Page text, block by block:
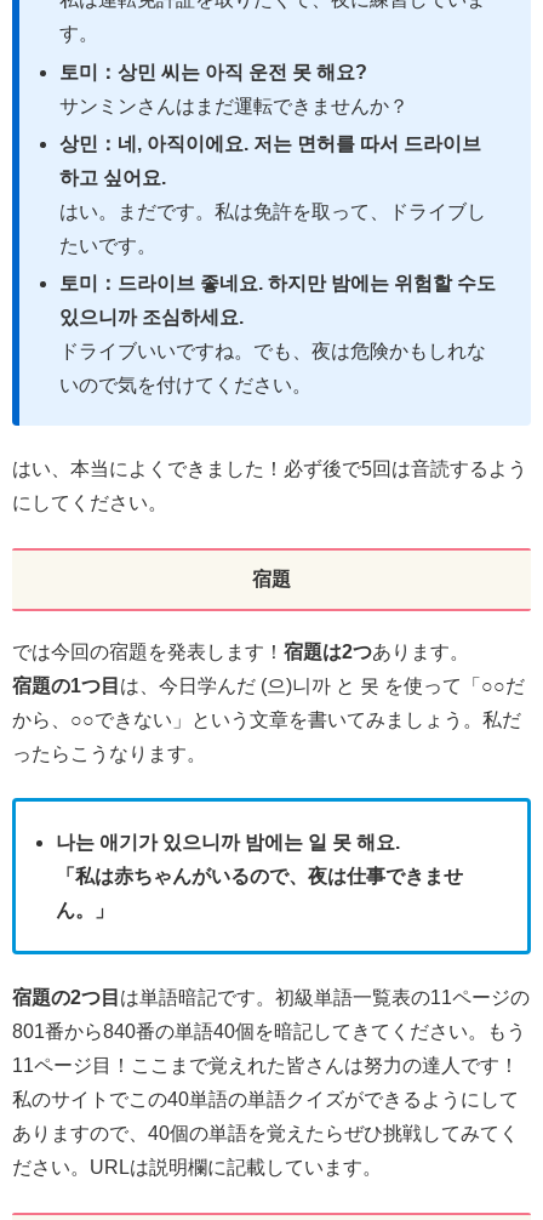
す。
토미：상민 씨는 아직 운전 못 해요?
サンミンさんはまだ運転できませんか？
상민：네, 아직이에요. 저는 면허를 따서 드라이브
하고 싶어요.
はい。まだです。私は免許を取って、ドライブし
たいです。
토미：드라이브 좋네요. 하지만 밤에는 위험할 수도
있으니까 조심하세요.
ドライブいいですね。でも、夜は危険かもしれな
いので気を付けてください。
はい、本当によくできました！必ず後で5回は音読するよう
にしてください。
宿題
では今回の宿題を発表します！ 宿題は2つあります。
宿題の1つ目 は、今日学んだ (으)니까 と 못 を使って「○○だ
から、○○できない」という文章を書いてみましょう。私だ
ったらこうなります。
나는 애기가 있으니까 밤에는 일 못 해요.
「私は赤ちゃんがいるので、夜は仕事できませ
ん。」
宿題の2つ目 は単語暗記です。初級単語一覧表の11ページの
801番から840番の単語40個を暗記してきてください。もう
11ページ目！ここまで覚えれた皆さんは努力の達人です！
私のサイトでこの40単語の単語クイズができるようにして
ありますので、40個の単語を覚えたらぜひ挑戦してみてく
ださい。URLは説明欄に記載しています。